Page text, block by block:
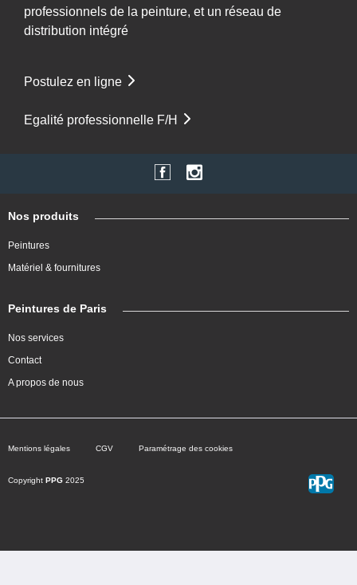
professionnels de la peinture, et un réseau de
distribution intégré
Postulez en ligne
Egalité professionnelle F/H
Nos produits
Peintures
Matériel & fournitures
Peintures de Paris
Nos services
Contact
A propos de nous
Mentions légales CGV Paramétrage des cookies
Copyright PPG 2025